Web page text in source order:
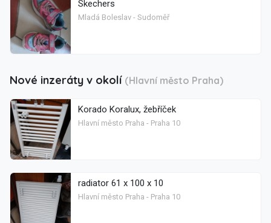
Skechers
Mladá Boleslav - Sudoměř
Nové inzeráty v okolí (Hlavní město Praha)
Korado Koralux, žebříček
Hlavní město Praha - Praha 10
radiator 61 x 100 x 10
Hlavní město Praha - Praha 10